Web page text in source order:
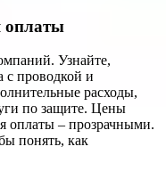
оплаты
Узнайте,
с проводкой и
расходы,
по защите. Цены
оплаты – прозрачными.
понять, как